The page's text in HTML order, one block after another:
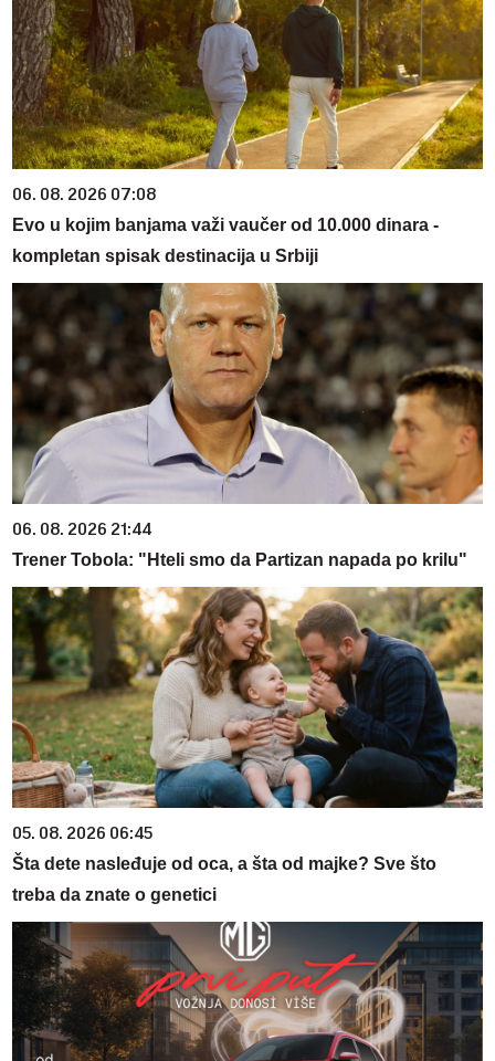
06. 08. 2026 07:08
Evo u kojim banjama važi vaučer od 10.000 dinara -
kompletan spisak destinacija u Srbiji
06. 08. 2026 21:44
Trener Tobola: "Hteli smo da Partizan napada po krilu"
05. 08. 2026 06:45
Šta dete nasleđuje od oca, a šta od majke? Sve što
treba da znate o genetici